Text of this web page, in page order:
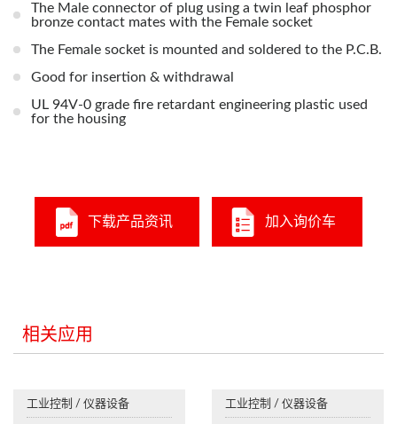
The Male connector of plug using a twin leaf phosphor
bronze contact mates with the Female socket
The Female socket is mounted and soldered to the P.C.B.
Good for insertion & withdrawal
UL 94V-0 grade fire retardant engineering plastic used
for the housing
下载产品资讯 加入询价车
相关应用
工业控制 / 仪器设备 工业控制 / 仪器设备